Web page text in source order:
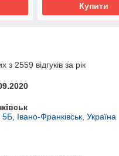
Купити
з 2559 відгуків за рік
5Б, Івано-Франківськ, Україна